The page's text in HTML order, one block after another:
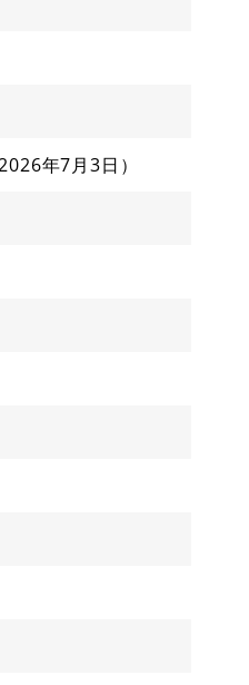
年7月3日